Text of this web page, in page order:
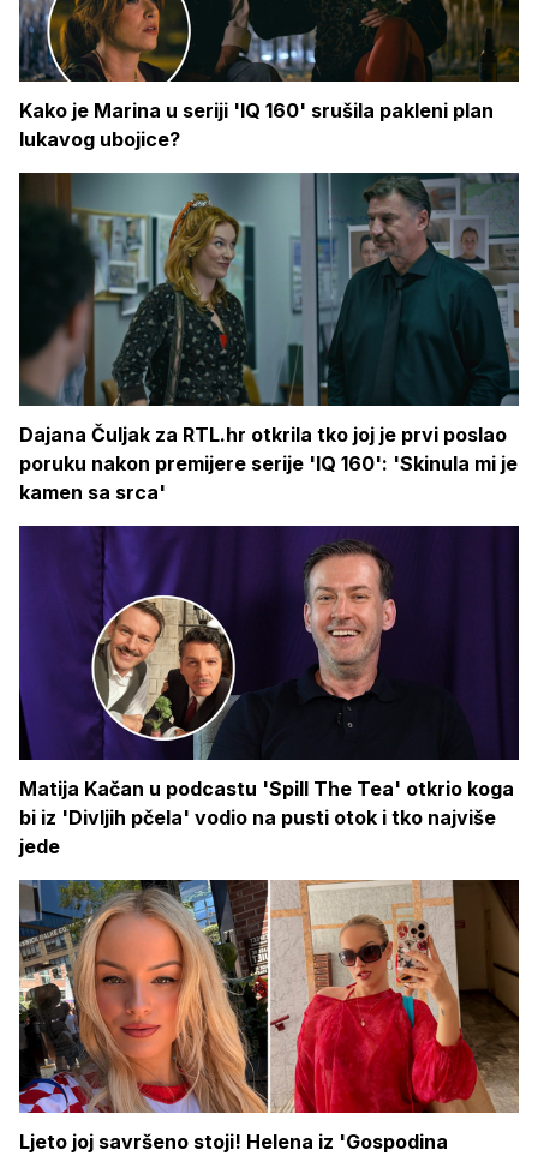
Kako je Marina u seriji 'IQ 160' srušila pakleni plan
lukavog ubojice?
Dajana Čuljak za RTL.hr otkrila tko joj je prvi poslao
poruku nakon premijere serije 'IQ 160': 'Skinula mi je
kamen sa srca'
Matija Kačan u podcastu 'Spill The Tea' otkrio koga
bi iz 'Divljih pčela' vodio na pusti otok i tko najviše
jede
Ljeto joj savršeno stoji! Helena iz 'Gospodina